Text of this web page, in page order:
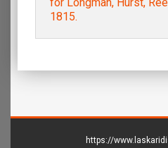
1815.
https://